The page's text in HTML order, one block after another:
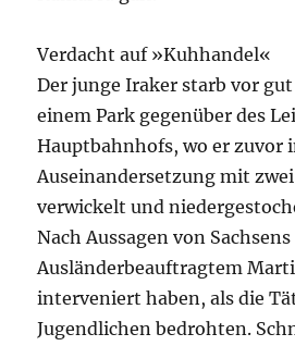
Verdacht auf »Kuhhandel«
Der junge Iraker starb vor
einem Park gegenüber des
Hauptbahnhofs, wo er zuvor
Auseinandersetzung mit
verwickelt und
Nach Aussagen von Sachsens
Ausländerbeauftragtem
interveniert haben, als die
Jugendlichen bedrohten.